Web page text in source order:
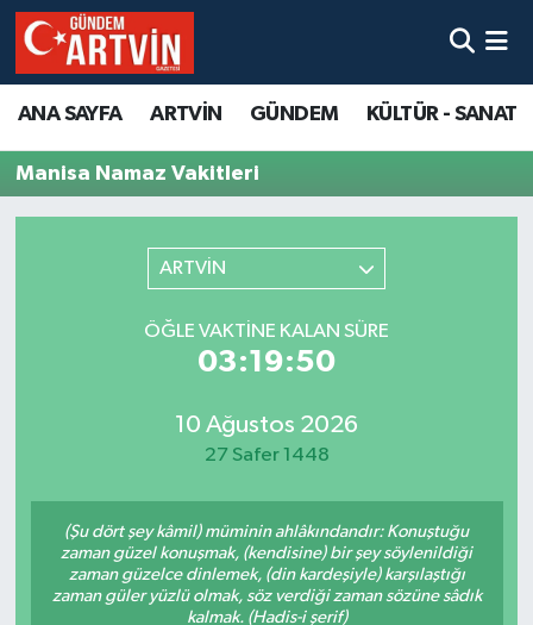
ANA SAYFA ARTVİN GÜNDEM KÜLTÜR - SANAT
Manisa Namaz Vakitleri
ARTVİN
ÖĞLE VAKTINE KALAN SÜRE
03:19:50
10 Ağustos 2026
27 Safer 1448
(Şu dört şey kâmil) müminin ahlâkındandır: Konuştuğu
zaman güzel konuşmak, (kendisine) bir şey söylenildiği
zaman güzelce dinlemek, (din kardeşiyle) karşılaştığı
zaman güler yüzlü olmak, söz verdiği zaman sözüne sâdık
kalmak. (Hadis-i şerif)